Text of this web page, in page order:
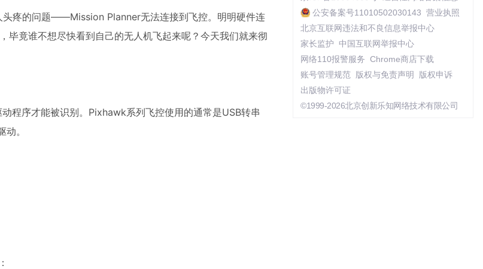
疼的问题——Mission Planner无法连接到飞控。明明硬件连
毕竟谁不想尽快看到自己的无人机飞起来呢？今天我们就来彻
程序才能被识别。Pixhawk系列飞控使用的通常是USB转串
。
公安备案号11010502030143 营业执照
北京互联网违法和不良信息举报中心
家长监护
中国互联网举报中心
网络110报警服务 Chrome商店下载
账号管理规范
版权与免责声明
版权申诉
出版物许可证
©1999-2026北京创新乐知网络技术有限公司